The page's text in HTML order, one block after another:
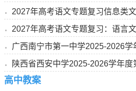
2027年高考语文专题复习信息类文
2027年高考语文专题复习：语言文
广西南宁市第一中学2025-2026学
陕西省西安中学2025-2026学年度
高中教案